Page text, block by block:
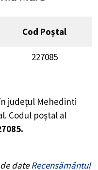
Cod Poștal
227085
județul Mehedinti
Codul poștal al
dateRecensământul